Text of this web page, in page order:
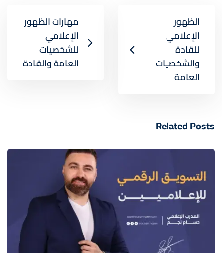
الظهور
الإعلامي
للقادة
والشخصيات
العامة
مهارات الظهور
الإعلامي
للشخصيات
العامة والقادة
Related Posts